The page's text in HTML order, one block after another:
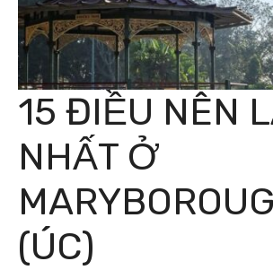
15 ĐIỀU NÊN
NHẤT Ở
(ÚC)